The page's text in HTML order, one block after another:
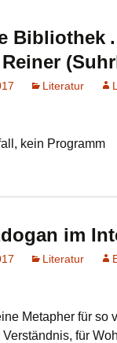
Bibliothek
Literatur
kein Programm
im
Literatur
Metapher für so
Verständnis, für